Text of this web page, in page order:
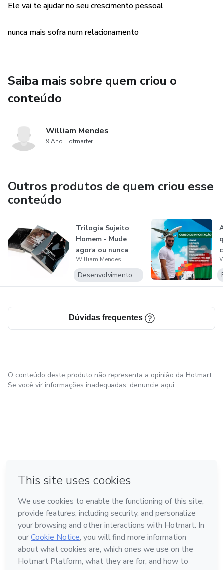
Ele vai te ajudar no seu crescimento pessoal
nunca mais sofra num relacionamento
Saiba mais sobre quem criou o
conteúdo
William Mendes
9 Ano Hotmarter
Outros produtos de quem criou esse
conteúdo
Trilogia Sujeito
Homem - Mude
agora ou nunca
mais.
William Mendes
Desenvolvimento Pessoal
Dúvidas frequentes
O conteúdo deste produto não representa a opinião da Hotmart.
Se você vir informações inadequadas, denuncie aqui
Feito com ❤ na Cidade do México
Conheça a Hotmart
Idioma